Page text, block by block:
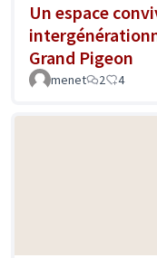
Un espace
Grand Pigeon
menet 2 4